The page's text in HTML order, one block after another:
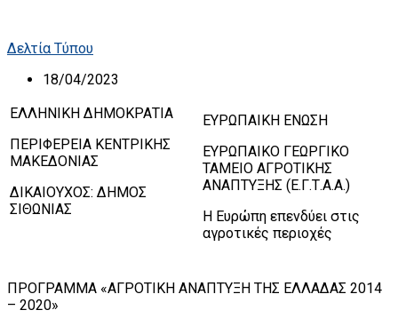
Δελτία Τύπου
18/04/2023
ΕΛΛΗΝΙΚΗ ΔΗΜΟΚΡΑΤΙΑ
ΠΕΡΙΦΕΡΕΙΑ ΚΕΝΤΡΙΚΗΣ
ΜΑΚΕΔΟΝΙΑΣ
ΔΙΚΑΙΟΥΧΟΣ: ΔΗΜΟΣ
ΣΙΘΩΝΙΑΣ
ΕΥΡΩΠΑΙΚΗ ΕΝΩΣΗ
ΕΥΡΩΠΑΙΚΟ ΓΕΩΡΓΙΚΟ
ΤΑΜΕΙΟ ΑΓΡΟΤΙΚΗΣ
ΑΝΑΠΤΥΞΗΣ (Ε.Γ.Τ.Α.Α.)
Η Ευρώπη επενδύει στις
αγροτικές περιοχές
ΠΡΟΓΡΑΜΜΑ «ΑΓΡΟΤΙΚΗ ΑΝΑΠΤΥΞΗ ΤΗΣ ΕΛΛΑΔΑΣ 2014
– 2020»